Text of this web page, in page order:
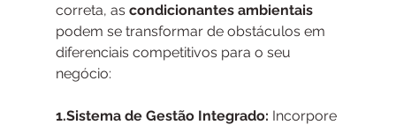
correta, as condicionantes ambientais
podem se transformar de obstáculos em
diferenciais competitivos para o seu
negócio:
1.Sistema de Gestão Integrado: Incorpore